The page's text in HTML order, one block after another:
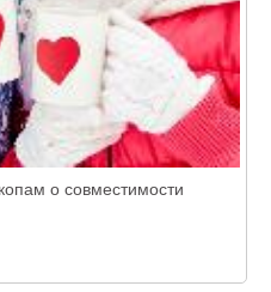
о совместимости